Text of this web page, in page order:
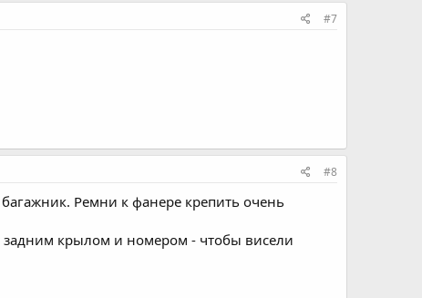
#7
#8
Ремни к фанере крепить очень
крылом и номером - чтобы висели